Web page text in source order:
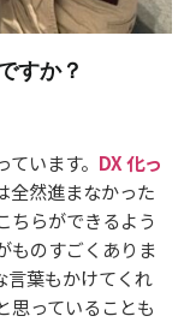
すか？
います。 DX 化っ
全然進まなかった
ちらができるよう
ものすごくありま
言葉もかけてくれ
思っていることも